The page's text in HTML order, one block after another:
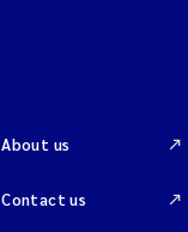
About us
Contact us